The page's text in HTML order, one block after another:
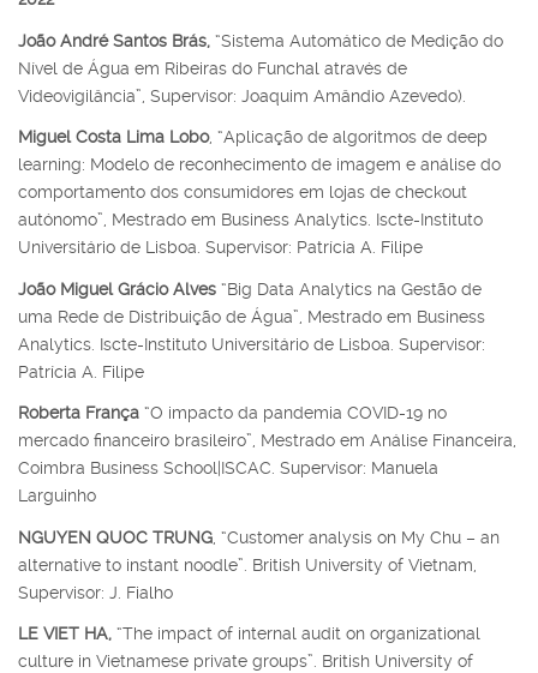
João André Santos Brás, “Sistema Automático de Medição do
Nível de Água em Ribeiras do Funchal através de
Videovigilância”, Supervisor: Joaquim Amândio Azevedo).
Miguel Costa Lima Lobo, “Aplicação de algoritmos de deep
learning: Modelo de reconhecimento de imagem e análise do
comportamento dos consumidores em lojas de checkout
autónomo”, Mestrado em Business Analytics. Iscte-Instituto
Universitário de Lisboa. Supervisor: Patrícia A. Filipe
João Miguel Grácio Alves “Big Data Analytics na Gestão de
uma Rede de Distribuição de Água”, Mestrado em Business
Analytics. Iscte-Instituto Universitário de Lisboa. Supervisor:
Patrícia A. Filipe
Roberta França “O impacto da pandemia COVID-19 no
mercado financeiro brasileiro”, Mestrado em Análise Financeira,
Coimbra Business School|ISCAC. Supervisor: Manuela
Larguinho
NGUYEN QUOC TRUNG , “Customer analysis on My Chu – an
alternative to instant noodle”. British University of Vietnam,
Supervisor: J. Fialho
LE VIET HA, “The impact of internal audit on organizational
culture in Vietnamese private groups”. British University of